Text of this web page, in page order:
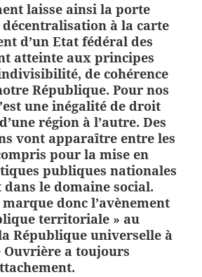
laisse ainsi la porte
à la carte
d’un Etat fédéral des
atteinte aux principes
de cohérence
République.Pour nos
une inégalité de droit
région à l’autre. Des
vont apparaître entre les
pour la mise en
publiques nationales
le domaine social.
donc l’avènement
territoriale » au
République universelle à
Ouvrière a toujours